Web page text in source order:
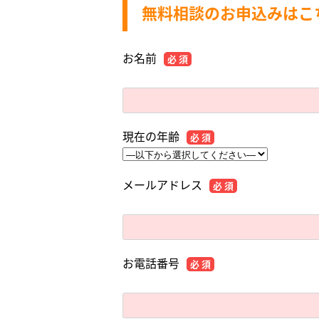
無料相談のお申込みはこ
お名前 必 須
現在の年齢 必 須
メールアドレス 必 須
お電話番号 必 須